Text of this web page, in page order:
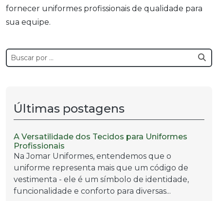
fornecer uniformes profissionais de qualidade para
sua equipe.
Últimas postagens
A Versatilidade dos Tecidos para Uniformes
Profissionais
Na Jomar Uniformes, entendemos que o
uniforme representa mais que um código de
vestimenta - ele é um símbolo de identidade,
funcionalidade e conforto para diversas...